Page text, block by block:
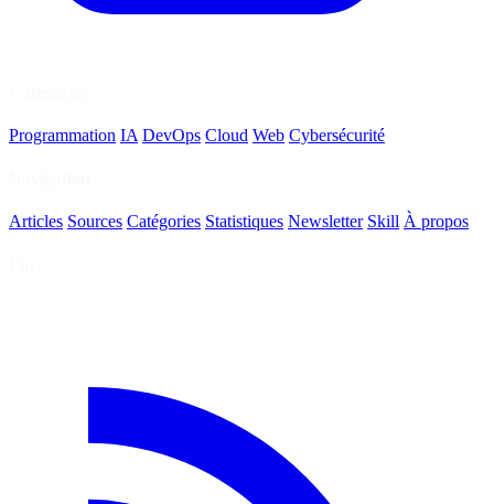
Programmation IA DevOps Cloud Web Cybersécurité
Articles Sources Catégories Statistiques Newsletter Skill À propos